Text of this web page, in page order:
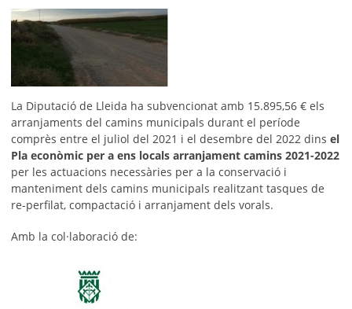
La Diputació de Lleida ha subvencionat amb 15.895,56 € els
arranjaments del camins municipals durant el període
comprès entre el juliol del 2021 i el desembre del 2022 dinsel
Pla econòmic per a ens locals arranjament camins 2021-2022
per les actuacions necessàries per a la conservació i
manteniment dels camins municipals realitzant tasques de
re-perfilat, compactació i arranjament dels vorals.
Amb la col·laboració de: